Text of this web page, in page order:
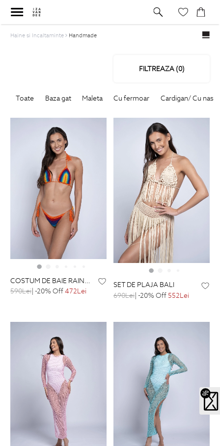
FILTREAZA (0)
Haine si Incaltaminte Handmade
Toate Baza gat Maleta Cu fermoar Cardigan/ Cu
COSTUM DE BAIE RAINBOW
590Lei| -20% Off472Lei
SET DE PLAJA BALI
690Lei| -20% Off552Lei